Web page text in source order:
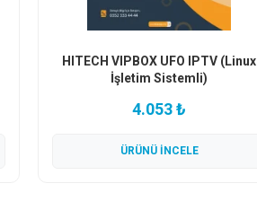
HITECH VIPBOX UFO IPTV (Linux
İşletim Sistemli)
4.053 ₺
ÜRÜNÜ İNCELE